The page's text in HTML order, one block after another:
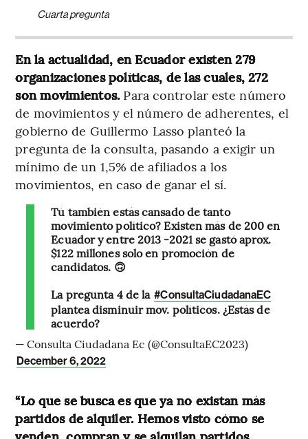
Cuarta pregunta
En la actualidad, en Ecuador existen 279
organizaciones políticas, de las cuales, 272
son movimientos. Para controlar este número
de movimientos y el número de adherentes, el
gobierno de Guillermo Lasso planteó la
pregunta de la consulta, pasando a exigir un
mínimo de un 1,5% de afiliados a los
movimientos, en caso de ganar el sí.
Tú también estás cansado de tanto
movimiento político? Existen más de 200 en
Ecuador y entre 2013 -2021 se gastó aprox.
$122 millones solo en promoción de
candidatos. 🙃
La pregunta 4 de la #ConsultaCiudadanaEC
plantea disminuir mov. políticos. ¿Estás de
acuerdo?
— Consulta Ciudadana Ec (@ConsultaEC2023)
December 6, 2022
“Lo que se busca es que ya no existan más
partidos de alquiler. Hemos visto cómo se